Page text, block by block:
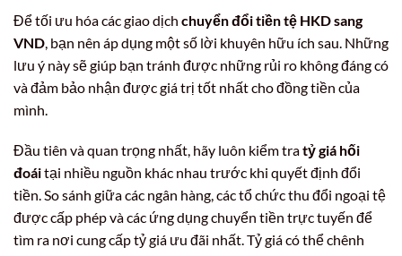
Để tối ưu hóa các giao dịch chuyển đổi tiền tệ HKD sang
VND , bạn nên áp dụng một số lời khuyên hữu ích sau. Những
lưu ý này sẽ giúp bạn tránh được những rủi ro không đáng có
và đảm bảo nhận được giá trị tốt nhất cho đồng tiền của
mình.
Đầu tiên và quan trọng nhất, hãy luôn kiểm tratỷ giá hối
đoáitại nhiều nguồn khác nhau trước khi quyết định đổi
tiền. So sánh giữa các ngân hàng, các tổ chức thu đổi ngoại tệ
được cấp phép và các ứng dụng chuyển tiền trực tuyến để
tìm ra nơi cung cấp tỷ giá ưu đãi nhất. Tỷ giá có thể chênh